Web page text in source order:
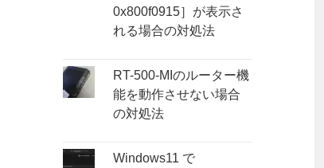
0x800f0915］が表示さ
れる場合の対処法
RT-500-MIのルーター機
能を動作させない場合
の対処法
Windows11 で